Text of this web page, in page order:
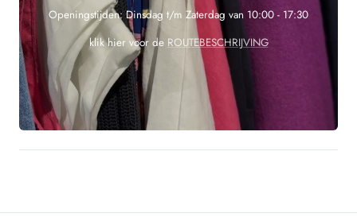
Openingstijden: Dinsdag t/m Zaterdag van 10:00 - 17:30
klik hier voor de ROUTEBESCHRIJVING